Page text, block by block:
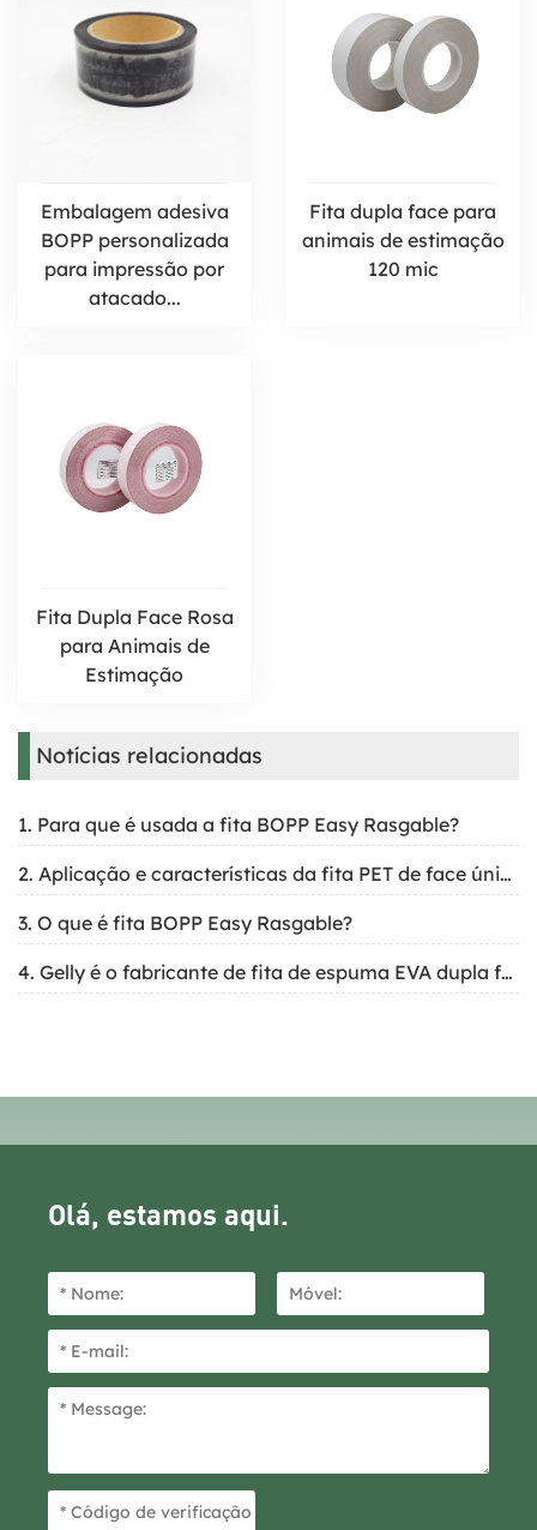
Embalagem adesiva
BOPP personalizada
para impressão por
atacado...
Fita dupla face para
animais de estimação
120 mic
Fita Dupla Face Rosa
para Animais de
Estimação
Notícias relacionadas
1. Para que é usada a fita BOPP Easy Rasgable?
2. Aplicação e características da fita PET de face única
3. O que é fita BOPP Easy Rasgable?
4. Gelly é o fabricante de fita de espuma EVA dupla face
Olá, estamos aqui.